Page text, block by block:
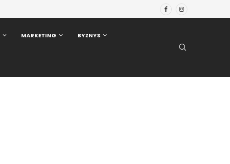
MARKETING BYZNYS